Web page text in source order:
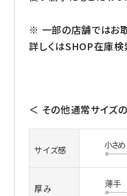
※ 一部の店舗ではお
詳しくはSHOP在庫検
＜ その他通常サイズ
サイズ感
厚み